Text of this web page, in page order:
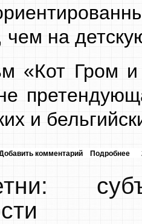
чем на
«Кот Гром
и
комментарий Подробнее